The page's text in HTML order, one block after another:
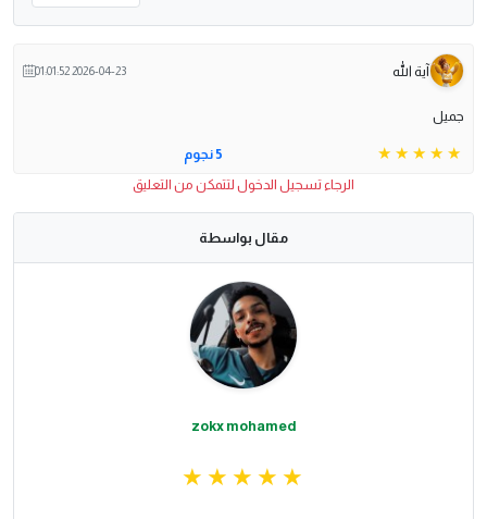
آية الله 2026-04-23 01:01:52
جميل
5 نجوم
الرجاء تسجيل الدخول لتتمكن من التعليق
مقال بواسطة
zokx mohamed